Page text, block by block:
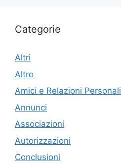
Categorie
Altri
Altro
Amici e Relazioni Personali
Annunci
Associazioni
Autorizzazioni
Conclusioni